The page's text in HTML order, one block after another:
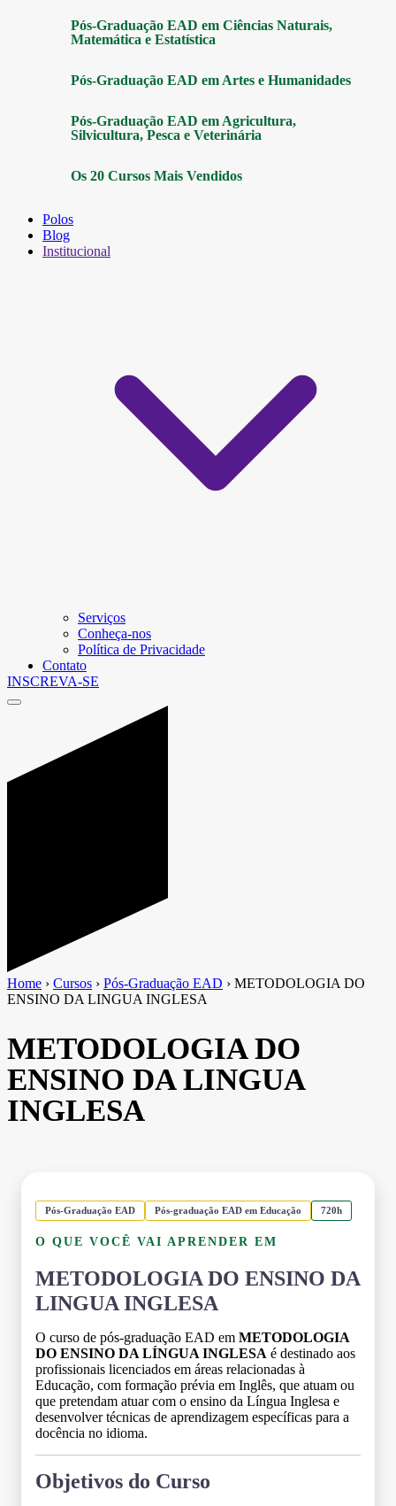
Pós-Graduação EAD em Ciências Naturais,
Matemática e Estatística
Pós-Graduação EAD em Artes e Humanidades
Pós-Graduação EAD em Agricultura,
Silvicultura, Pesca e Veterinária
Os 20 Cursos Mais Vendidos
Polos
Blog
Institucional
Serviços
Conheça-nos
Política de Privacidade
Contato
INSCREVA-SE
Home › Cursos › Pós-Graduação EAD › METODOLOGIA DO
ENSINO DA LINGUA INGLESA
METODOLOGIA DO
ENSINO DA LINGUA
INGLESA
Pós-Graduação EAD Pós-graduação EAD em Educação 720h
O QUE VOCÊ VAI APRENDER EM
METODOLOGIA DO ENSINO DA
LINGUA INGLESA
O curso de pós-graduação EAD em METODOLOGIA
DO ENSINO DA LÍNGUA INGLESA é destinado aos
profissionais licenciados em áreas relacionadas à
Educação, com formação prévia em Inglês, que atuam ou
que pretendam atuar com o ensino da Língua Inglesa e
desenvolver técnicas de aprendizagem específicas para a
docência no idioma.
Objetivos do Curso